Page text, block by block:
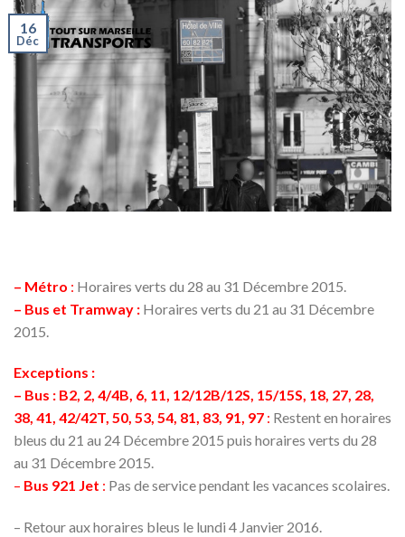
16
Déc
– Métro : Horaires verts du 28 au 31 Décembre 2015.
– Bus et Tramway : Horaires verts du 21 au 31 Décembre
2015.
Exceptions :
– Bus : B2, 2, 4/4B, 6, 11, 12/12B/12S, 15/15S, 18, 27, 28,
38, 41, 42/42T, 50, 53, 54, 81, 83, 91, 97 : Restent en horaires
bleus du 21 au 24 Décembre 2015 puis horaires verts du 28
au 31 Décembre 2015.
– Bus 921 Jet : Pas de service pendant les vacances scolaires.
– Retour aux horaires bleus le lundi 4 Janvier 2016.